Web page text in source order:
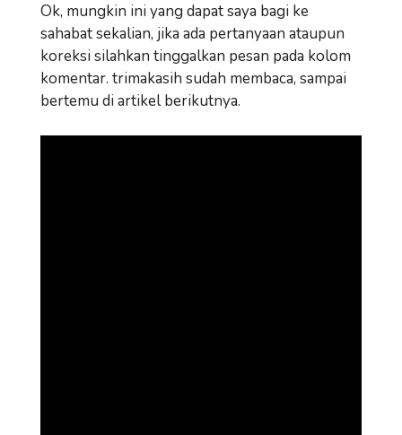
Ok, mungkin ini yang dapat saya bagi ke
sahabat sekalian, jika ada pertanyaan ataupun
koreksi silahkan tinggalkan pesan pada kolom
komentar. trimakasih sudah membaca, sampai
bertemu di artikel berikutnya.